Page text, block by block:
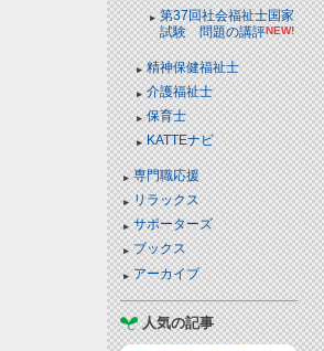
第37回社会福祉士国家
試験 問題の講評NEW!
精神保健福祉士
介護福祉士
保育士
KATTEナビ
専門職応援
リラックス
サポーターズ
ブックス
アーカイブ
人気の記事